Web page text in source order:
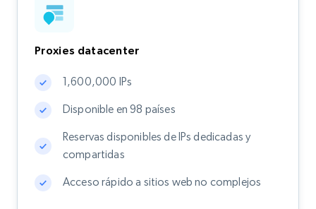
Proxies datacenter
1,600,000 IPs
Disponible en 98 países
Reservas disponibles de IPs dedicadas y
compartidas
Acceso rápido a sitios web no complejos